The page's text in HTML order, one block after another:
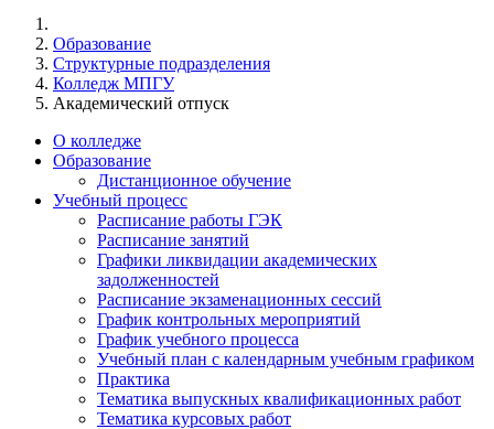
Образование
Структурные подразделения
Колледж МПГУ
Академический отпуск
О колледже
Образование
Дистанционное обучение
Учебный процесс
Расписание работы ГЭК
Расписание занятий
Графики ликвидации академических
задолженностей
Расписание экзаменационных сессий
График контрольных мероприятий
График учебного процесса
Учебный план с календарным учебным графиком
Практика
Тематика выпускных квалификационных работ
Тематика курсовых работ